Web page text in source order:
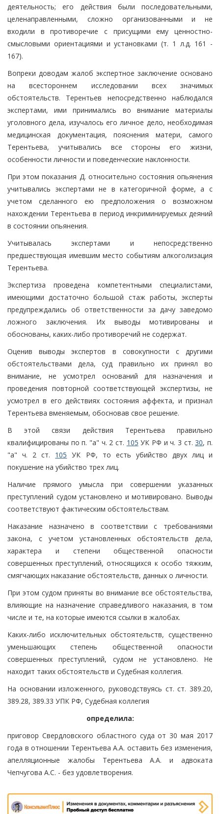
деятельность; его действия были последовательными,
целенаправленными, сложно организованными и не
входили в противоречие с присущими ему ценностно-
смысловыми ориентациями и установками (т. 1 л.д. 161 -
167).
Вопреки доводам жалоб экспертное заключение основано
на всестороннем исследовании всех значимых
обстоятельств. Терентьев непосредственно наблюдался
экспертами, ими принимались во внимание материалы
уголовного дела, изучалось его личное дело, необходимая
медицинская документация, пояснения матери, самого
Терентьева, учитывались все стороны его жизни,
особенности личности и поведенческие наклонности.
При этом показания Д. относительно состояния опьянения
учитывались экспертами не в категоричной форме, а с
учетом сделанного ею предположения о возможном
нахождении Терентьева в период инкриминируемых деяний
в состоянии опьянения.
Учитывалась экспертами и непосредственно
предшествующая имевшим место событиям алкоголизация
Терентьева.
Экспертиза проведена компетентными специалистами,
имеющими достаточно большой стаж работы, эксперты
предупреждались об ответственности за дачу заведомо
ложного заключения. Их выводы мотивированы и
обоснованы, каких-либо противоречий не содержат.
Оценив выводы экспертов в совокупности с другими
обстоятельствами дела, суд правильно их принял во
внимание, не усмотрел оснований для назначения и
проведения повторной соответствующей экспертизы, не
усмотрел в его действиях состояния аффекта, и признал
Терентьева вменяемым, обосновав свое решение.
В этой связи действия Терентьева правильно
квалифицированы по п. "а" ч. 2 ст. 105 УК РФ и ч. 3 ст.30, п.
"а" ч. 2 ст. 105 УК РФ, то есть убийство двух лиц и
покушение на убийство трех лиц.
Наличие прямого умысла при совершении указанных
преступлений судом установлено и мотивировано. Выводы
соответствуют фактическим обстоятельствам.
Наказание назначено в соответствии с требованиями
закона, с учетом установленных обстоятельств дела,
характера и степени общественной опасности
совершенных преступлений, относящихся к особо тяжким,
смягчающих наказание обстоятельств, данных о личности.
При этом судом приняты во внимание все обстоятельства,
влияющие на назначение справедливого наказания, в том
числе и те, на которые имеются ссылки в жалобах.
Каких-либо исключительных обстоятельств, существенно
уменьшающих степень общественной опасности
совершенных преступлений, судом не установлено. Не
находит таких обстоятельств и Судебная коллегия.
На основании изложенного, руководствуясь ст. ст. 389.20,
389.28, 389.33 УПК РФ, Судебная коллегия
определила:
приговор Свердловского областного суда от 30 мая 2017
года в отношении Терентьева А.А. оставить без изменения,
апелляционные жалобы Терентьева А.А. и адвоката
Чепчугова А.С. - без удовлетворения.